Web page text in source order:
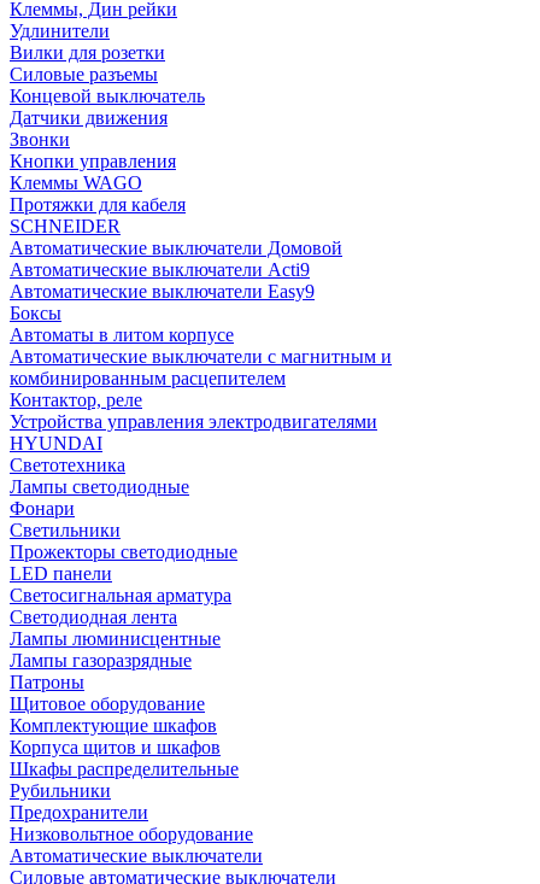
Клеммы, Дин рейки
Удлинители
Вилки для розетки
Силовые разъемы
Концевой выключатель
Датчики движения
Звонки
Кнопки управления
Клеммы WAGO
Протяжки для кабеля
SCHNEIDER
Автоматические выключатели Домовой
Автоматические выключатели Acti9
Автоматические выключатели Easy9
Боксы
Автоматы в литом корпусе
Автоматические выключатели с магнитным и
комбинированным расцепителем
Контактор, реле
Устройства управления электродвигателями
HYUNDAI
Светотехника
Лампы светодиодные
Фонари
Светильники
Прожекторы светодиодные
LED панели
Светосигнальная арматура
Светодиодная лента
Лампы люминисцентные
Лампы газоразрядные
Патроны
Щитовое оборудование
Комплектующие шкафов
Корпуса щитов и шкафов
Шкафы распределительные
Рубильники
Предохранители
Низковольтное оборудование
Автоматические выключатели
Силовые автоматические выключатели